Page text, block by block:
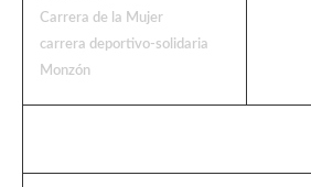
Carrera de la Mujer
carrera deportivo-solidaria
Monzón